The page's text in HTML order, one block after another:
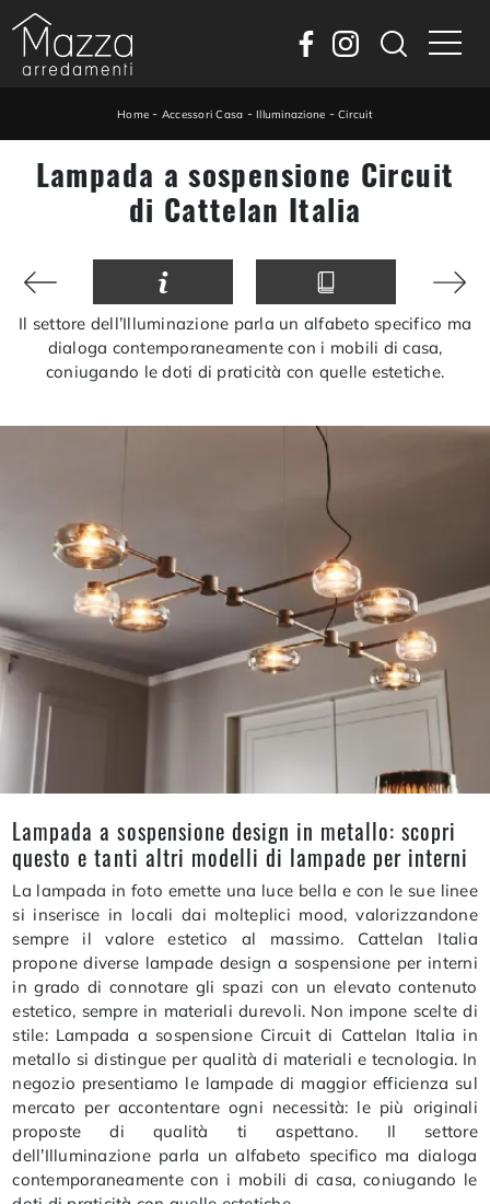
Home - Accessori Casa -Illuminazione -Circuit
Lampada a sospensione Circuit
di Cattelan Italia
Il settore dell’Illuminazione parla un alfabeto specifico ma
dialoga contemporaneamente con i mobili di casa,
coniugando le doti di praticità con quelle estetiche.
Lampada a sospensione design in metallo: scopri
questo e tanti altri modelli di lampade per interni
La lampada in foto emette una luce bella e con le sue linee
si inserisce in locali dai molteplici mood, valorizzandone
sempre il valore estetico al massimo. Cattelan Italia
propone diverse lampade design a sospensione per interni
in grado di connotare gli spazi con un elevato contenuto
estetico, sempre in materiali durevoli. Non impone scelte di
stile: Lampada a sospensione Circuit di Cattelan Italia in
metallo si distingue per qualità di materiali e tecnologia. In
negozio presentiamo le lampade di maggior efficienza sul
mercato per accontentare ogni necessità: le più originali
proposte di qualità ti aspettano. Il settore
dell’Illuminazione parla un alfabeto specifico ma dialoga
contemporaneamente con i mobili di casa, coniugando le